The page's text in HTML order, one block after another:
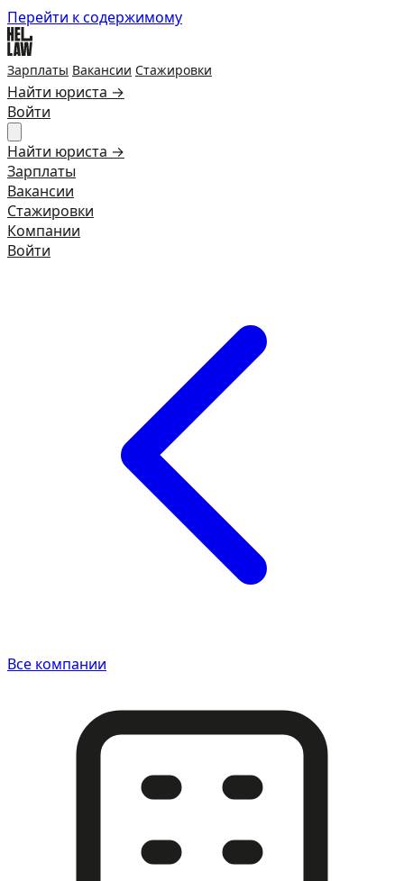
Перейти к содержимому
Зарплаты Вакансии Стажировки
Найти юриста →
Войти
Найти юриста →
Зарплаты
Вакансии
Стажировки
Компании
Войти
Все компании